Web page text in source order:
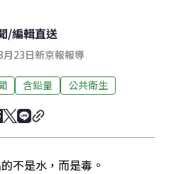
/編輯直送
23日新京報報導
含鉛量 公共衛生
不是水，而是毒。